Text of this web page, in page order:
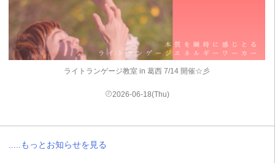
ライトランゲージ教室 in 葛西 7/14 開催☆彡
2026-06-18(Thu)
.....もっとお知らせを見る